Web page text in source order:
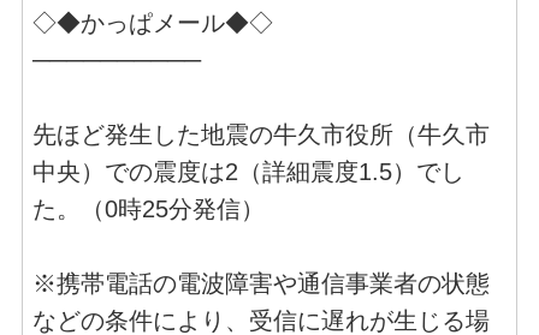
◇◆かっぱメール◆◇
──────────
先ほど発生した地震の牛久市役所（牛久市
中央）での震度は2（詳細震度1.5）でし
た。（0時25分発信）
※携帯電話の電波障害や通信事業者の状態
などの条件により、受信に遅れが生じる場